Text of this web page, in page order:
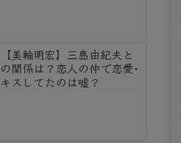
【美輪明宏】三島由紀夫と
の関係は？恋人の仲で恋愛･
キスしてたのは嘘？